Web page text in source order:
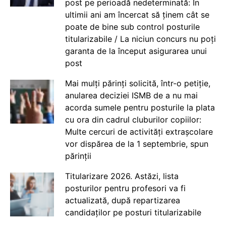
post pe perioadă nedeterminată: În
ultimii ani am încercat să ținem cât se
poate de bine sub control posturile
titularizabile / La niciun concurs nu poți
garanta de la început asigurarea unui
post
Mai mulți părinți solicită, într-o petiție,
anularea deciziei ISMB de a nu mai
acorda sumele pentru posturile la plata
cu ora din cadrul cluburilor copiilor:
Multe cercuri de activități extrașcolare
vor dispărea de la 1 septembrie, spun
părinții
Titularizare 2026. Astăzi, lista
posturilor pentru profesori va fi
actualizată, după repartizarea
candidaților pe posturi titularizabile